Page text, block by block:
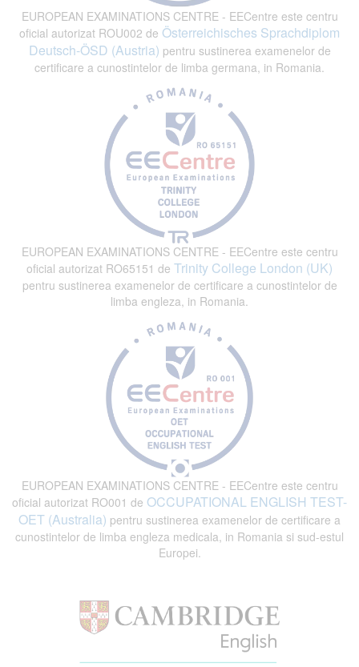
EUROPEAN EXAMINATIONS CENTRE - EECentre este centru
oficial autorizat ROU002 de Österreichisches Sprachdiplom
Deutsch-ÖSD (Austria) pentru sustinerea examenelor de
certificare a cunostintelor de limba germana, in Romania.
EUROPEAN EXAMINATIONS CENTRE - EECentre este centru
oficial autorizat RO65151 de Trinity College London (UK)
pentru sustinerea examenelor de certificare a cunostintelor de
limba engleza, in Romania.
EUROPEAN EXAMINATIONS CENTRE - EECentre este centru
oficial autorizat RO001 de OCCUPATIONAL ENGLISH TEST-
OET (Australia) pentru sustinerea examenelor de certificare a
cunostintelor de limba engleza medicala, in Romania si sud-estul
Europei.